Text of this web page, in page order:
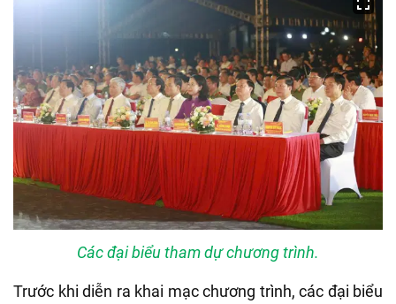
Các đại biểu tham dự chương trình.
Trước khi diễn ra khai mạc chương trình, các đại biểu